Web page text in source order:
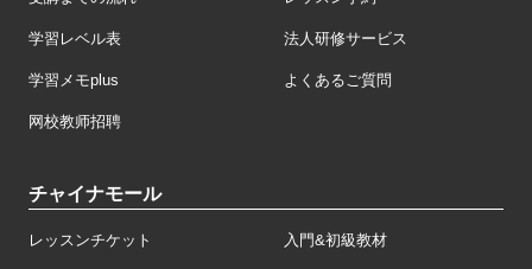
学習レベル表 法人研修サービス
学習メモplus よくあるご質問
网校教师招聘
チャイナモール
レッスンチケット 入門&初級教材